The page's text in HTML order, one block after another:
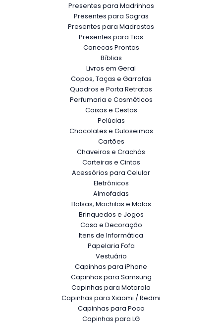
Presentes para Madrinhas
Presentes para Sogras
Presentes para Madrastas
Presentes para Tias
Canecas Prontas
Bíblias
Livros em Geral
Copos, Taças e Garrafas
Quadros e Porta Retratos
Perfumaria e Cosméticos
Caixas e Cestas
Pelúcias
Chocolates e Guloseimas
Cartões
Chaveiros e Crachás
Carteiras e Cintos
Acessórios para Celular
Eletrônicos
Almofadas
Bolsas, Mochilas e Malas
Brinquedos e Jogos
Casa e Decoração
Itens de Informática
Papelaria Fofa
Vestuário
Capinhas para iPhone
Capinhas para Samsung
Capinhas para Motorola
Capinhas para Xiaomi / Redmi
Capinhas para Poco
Capinhas para LG